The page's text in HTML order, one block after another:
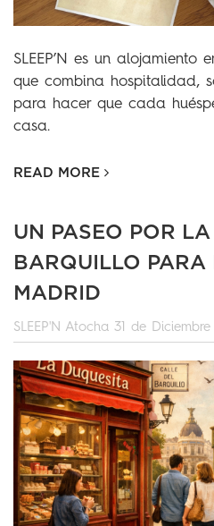
SLEEP’N es un
que combina hospitalidad,
para hacer que cada
casa.
READ MORE
UN PASEO POR
BARQUILLO PARA
MADRID
SLEEP'N Atocha 31 de